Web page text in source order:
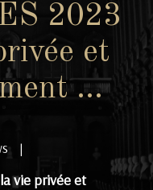
2023
et
…
|
vie privée et